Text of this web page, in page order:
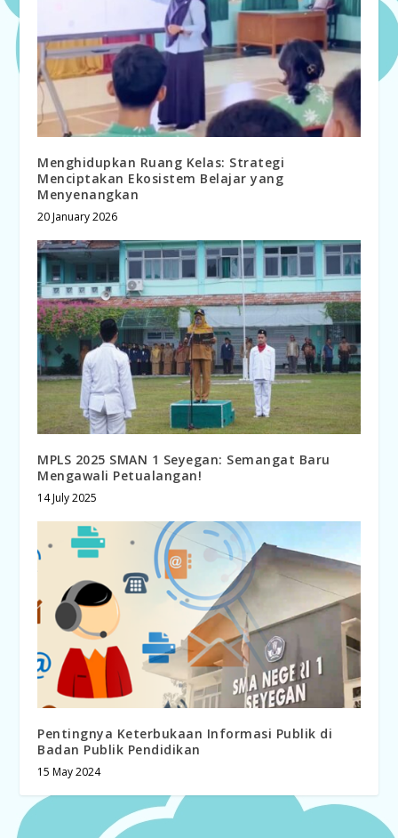
Menghidupkan Ruang Kelas: Strategi
Menciptakan Ekosistem Belajar yang
Menyenangkan
20 January 2026
MPLS 2025 SMAN 1 Seyegan: Semangat Baru
Mengawali Petualangan!
14 July 2025
Pentingnya Keterbukaan Informasi Publik di
Badan Publik Pendidikan
15 May 2024